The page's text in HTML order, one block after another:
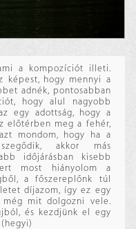
a kompozíciót illeti.
képest, hogy mennyi a
adnék, pontosabban
hogy alul nagyobb
egy adottság, hogy a
előtérben meg a fehér,
mondom, hogy ha a
akkor más
időjárásban kisebb
most hiányolom a
a főszereplőnk túl
díjazom, így ez egy
mit dolgozni vele.
és kezdjünk el egy